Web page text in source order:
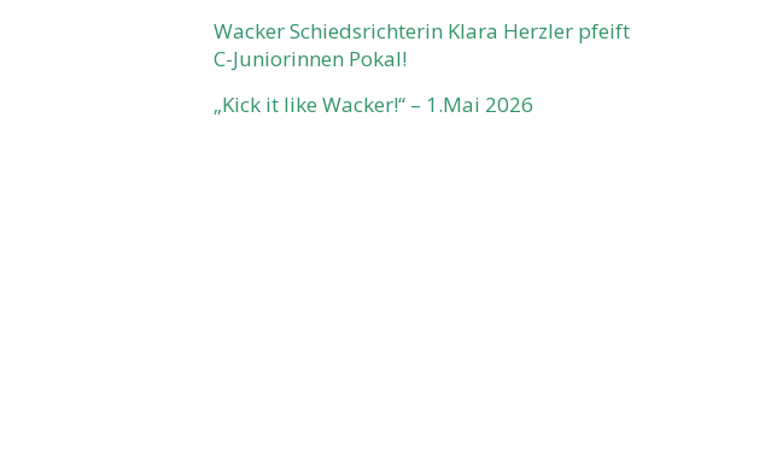
Wacker Schiedsrichterin Klara Herzler pfeift
C-Juniorinnen Pokal!
„Kick it like Wacker!“ – 1.Mai 2026